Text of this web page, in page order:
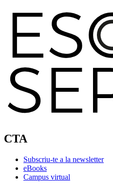
CTA
Subscriu-te a la newsletter
eBooks
Campus virtual